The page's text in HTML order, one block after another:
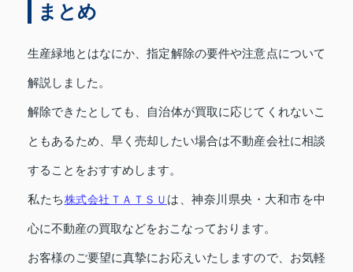
まとめ
生産緑地とはなにか、指定解除の要件や注意点について
解説しました。
解除できたとしても、自治体が買取に応じてくれないこ
ともあるため、早く売却したい場合は不動産会社に相談
することをおすすめします。
私たち株式会社ＴＡＴＳＵ は、神奈川県央・大和市を中
心に不動産の買取などをおこなっております。
お客様のご要望に真摯にお応えいたしますので、お気軽